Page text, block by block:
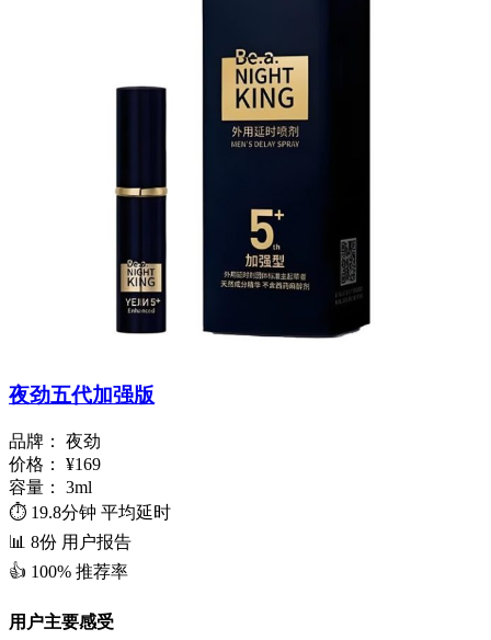
夜劲五代加强版
品牌：
夜劲
价格：
¥169
容量：
3ml
⏱️ 19.8分钟 平均延时
📊 8份 用户报告
👍 100% 推荐率
用户主要感受